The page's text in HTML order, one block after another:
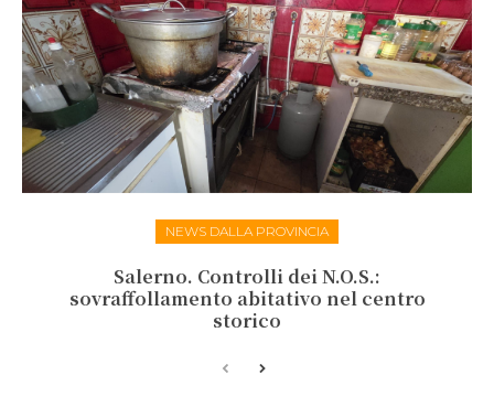
NEWS DALLA PROVINCIA
Salerno. Controlli dei N.O.S.:
sovraffollamento abitativo nel centro
storico